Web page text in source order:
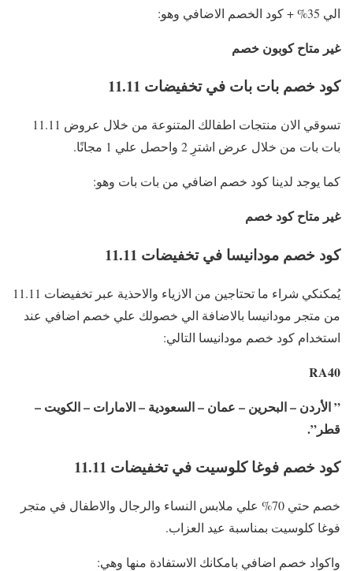
الي 35% + كود الخصم الاضافي وهو:
غير متاح كوبون خصم
كود خصم بات بات في تخفيضات 11.11
تسوقي الان منتجات اطفالك المتنوعة من خلال عروض 11.11
بات بات من خلال عرض اشترِ 2 واحصل علي 1 مجانًا.
كما يوجد لدينا كود خصم اضافي من بات بات وهو:
غير متاح كود خصم
كود خصم مودانيسا في تخفيضات 11.11
يُمكنكي شراء ما تحتاجين من الازياء والاحذية عبر تخفيضات 11.11
من متجر مودانيسا بالاضافة الي خصولك علي خصم اضافي عند
استخدام كود خصم مودانيسا التالي:
RA40
” الأردن – البحرين – عمان – السعودية – الامارات – الكويت –
قطر”.
كود خصم فوغا كلوسيت في تخفيضات 11.11
خصم حتي 70% علي ملابس النساء والرجال والاطفال في متجر
فوغا كلوسيت بمناسبة عيد العزاب.
واكواد خصم اضافي بامكانك الاستفادة منها وهي: